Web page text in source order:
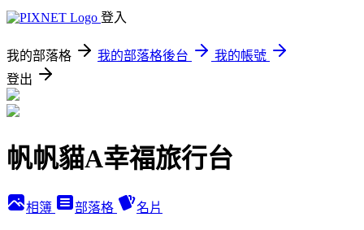
登入
我的部落格 我的部落格後台
我的帳號
登出
帆帆貓A幸福旅行台
相簿 部落格 名片